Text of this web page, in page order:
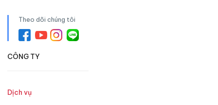
Theo dõi chúng tôi
CÔNG TY
Dịch vụ